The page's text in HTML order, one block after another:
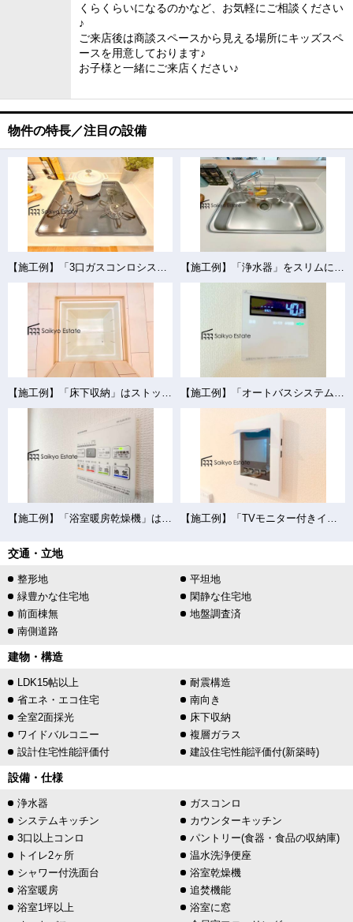
くらくらいになるのかなど、お気軽にご相談ください
♪
ご来店後は商談スペースから見える場所にキッズスペ
ースを用意しております♪
お子様と一緒にご来店ください♪
物件の特長／注目の設備
【施工例】「3口ガスコンロシステム」はたくさんの料理が同時に作れて便利な上、凹凸が少ないフラットトップなのでお掃除も楽々です。 【施工例】「浄水器」をスリムに内蔵したハンドシャワー式の水栓金具です。シンクもスッキリ！
【施工例】「床下収納」はストックの食材や普段使わない調理器具・食器などを管理しやすく収納できます。 【施工例】「オートバスシステム」は浴室のお湯張り、温度調整などを、キッチンなど浴室以外から操作が出来る便利なシステムです。
【施工例】「浴室暖房乾燥機」は梅雨や花粉の時期、雨の日の洗濯物の乾燥に重宝します。寒い冬も入浴前の暖房運転で快適なバスタイムを♪ 【施工例】「TVモニター付きインターホン」は、玄関に行かなくても誰が来たのか確認でき、お子様のお留守番も安心です。
交通・立地
整形地
平坦地
緑豊かな住宅地
閑静な住宅地
前面棟無
地盤調査済
南側道路
建物・構造
LDK15帖以上
耐震構造
省エネ・エコ住宅
南向き
全室2面採光
床下収納
ワイドバルコニー
複層ガラス
設計住宅性能評価付
建設住宅性能評価付(新築時)
設備・仕様
浄水器
ガスコンロ
システムキッチン
カウンターキッチン
3口以上コンロ
パントリー(食器・食品の収納庫)
トイレ2ヶ所
温水洗浄便座
シャワー付洗面台
浴室乾燥機
浴室暖房
追焚機能
浴室1坪以上
浴室に窓